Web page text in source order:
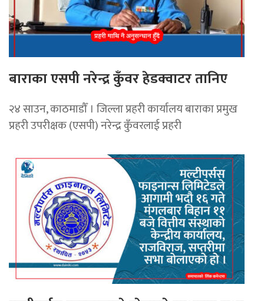
बाराका एसपी नरेन्द्र कुँवर हेडक्वाटर तानिए
२४ साउन, काठमाडौँ । जिल्ला प्रहरी कार्यालय बाराका प्रमुख
प्रहरी उपरीक्षक (एसपी) नरेन्द्र कुँवरलाई प्रहरी